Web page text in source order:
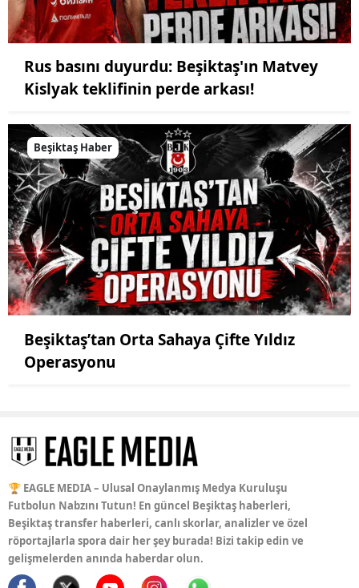
Rus basını duyurdu: Beşiktaş'ın Matvey
Kislyak teklifinin perde arkası!
Beşiktaş Haber
Beşiktaş’tan Orta Sahaya Çifte Yıldız
Operasyonu
🏆 EAGLE MEDIA – Ulusal Onaylanmış Medya Kuruluşu
Futbolun Nabzını Tutun! En güncel Beşiktaş haberleri,
Beşiktaş transfer haberleri, canlı skorlar, analizler ve özel
röportajlarla spora dair her şey burada! Bizi takip edin ve
gelişmelerden anında haberdar olun.